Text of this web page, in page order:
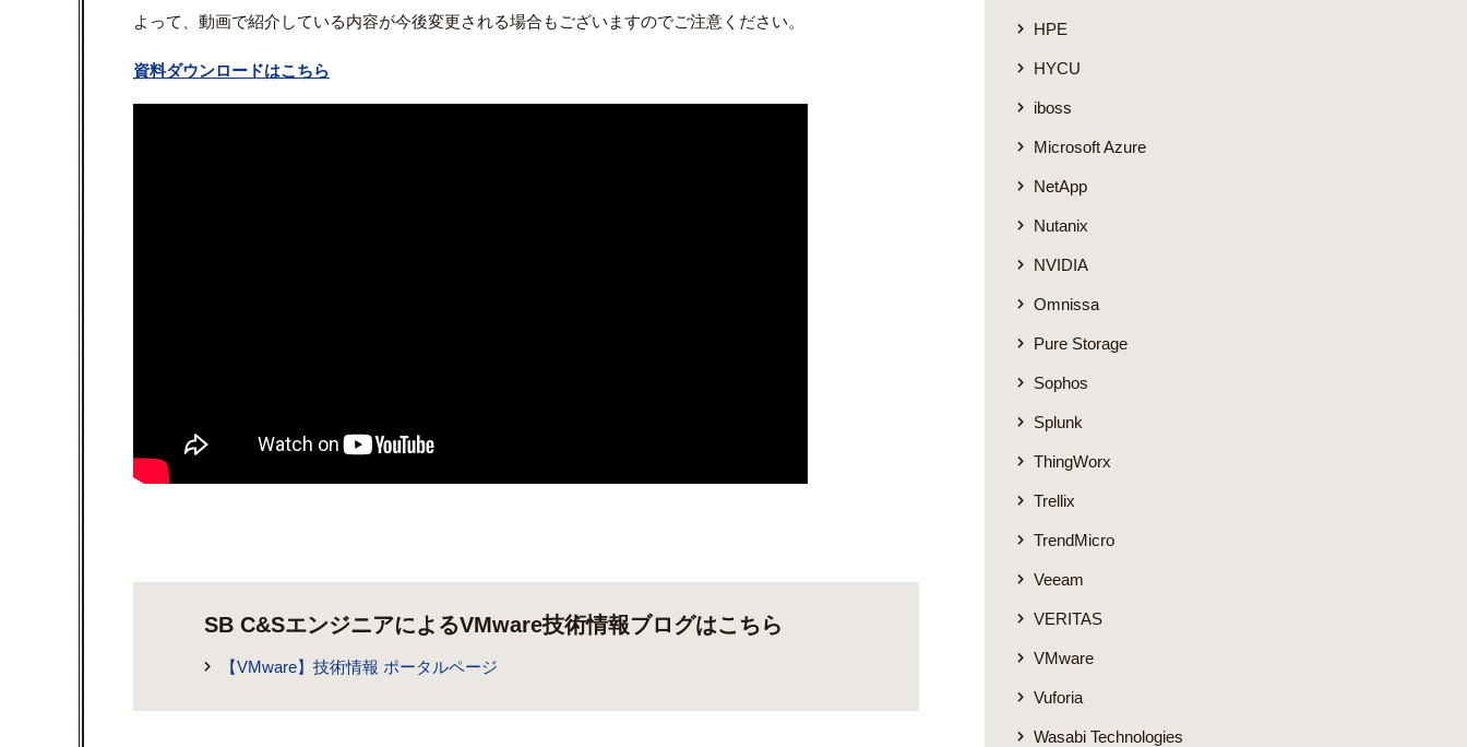
よって、動画で紹介している内容が今後変更される場合もございますのでご注意ください。
資料ダウンロードはこちら
SB C&SエンジニアによるVMware技術情報ブログはこちら
【VMware】技術情報 ポータルページ
HPE
HYCU
iboss
Microsoft Azure
NetApp
Nutanix
NVIDIA
Omnissa
Pure Storage
Sophos
Splunk
ThingWorx
Trellix
TrendMicro
Veeam
VERITAS
VMware
Vuforia
Wasabi Technologies